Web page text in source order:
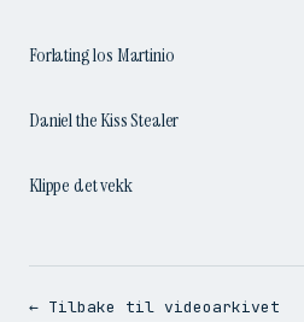
Forlating los Martinio
Daniel the Kiss Stealer
Klippe det vekk
← Tilbake til videoarkivet